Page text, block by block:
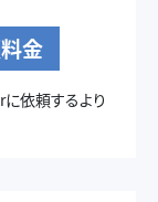
金
に依頼するより